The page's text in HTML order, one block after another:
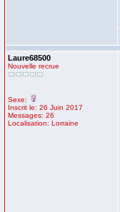
Laure68500
Nouvelle recrue
Sexe:
Inscrit le: 26 Juin 2017
Messages: 26
Localisation: Lorraine